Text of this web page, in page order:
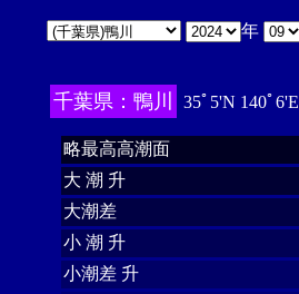
年
千葉県：鴨川 35ﾟ5'N 140ﾟ6'E
略最高高潮面
大 潮 升
大潮差
小 潮 升
小潮差 升